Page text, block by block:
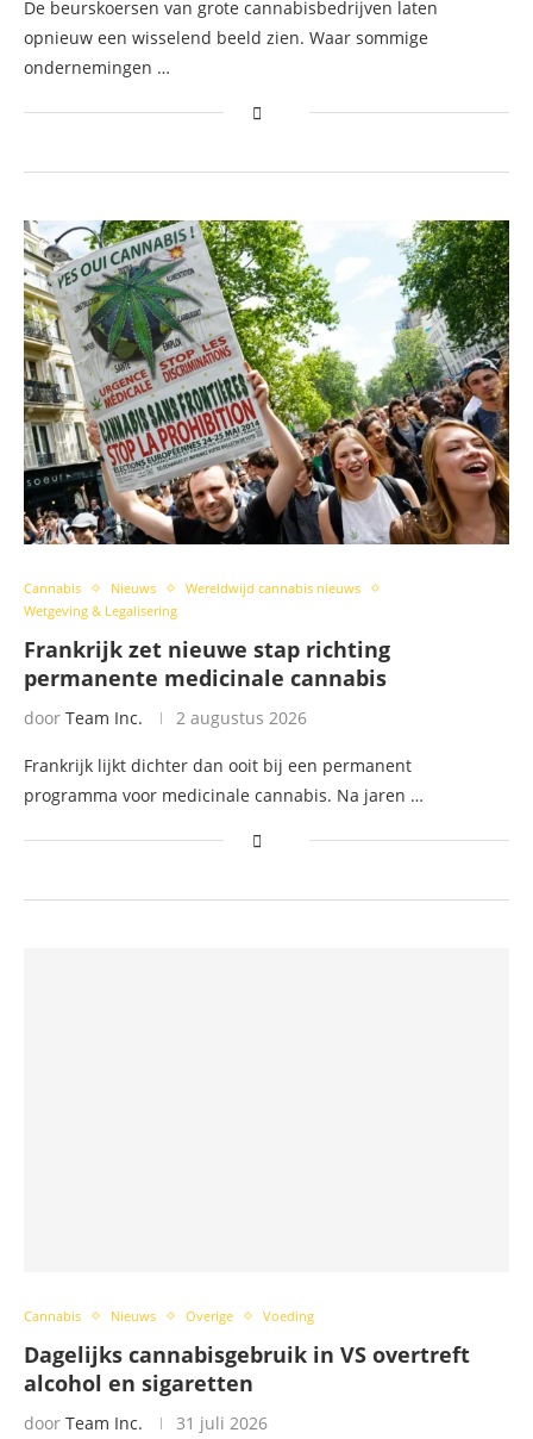
De beurskoersen van grote cannabisbedrijven laten
opnieuw een wisselend beeld zien. Waar sommige
ondernemingen …
Cannabis Nieuws
Wereldwijd cannabis nieuws
Wetgeving & Legalisering
Frankrijk zet nieuwe stap richting
permanente medicinale cannabis
door Team Inc. 2 augustus 2026
Frankrijk lijkt dichter dan ooit bij een permanent
programma voor medicinale cannabis. Na jaren …
Cannabis Nieuws Overige Voeding
Dagelijks cannabisgebruik in VS overtreft
alcohol en sigaretten
door Team Inc. 31 juli 2026